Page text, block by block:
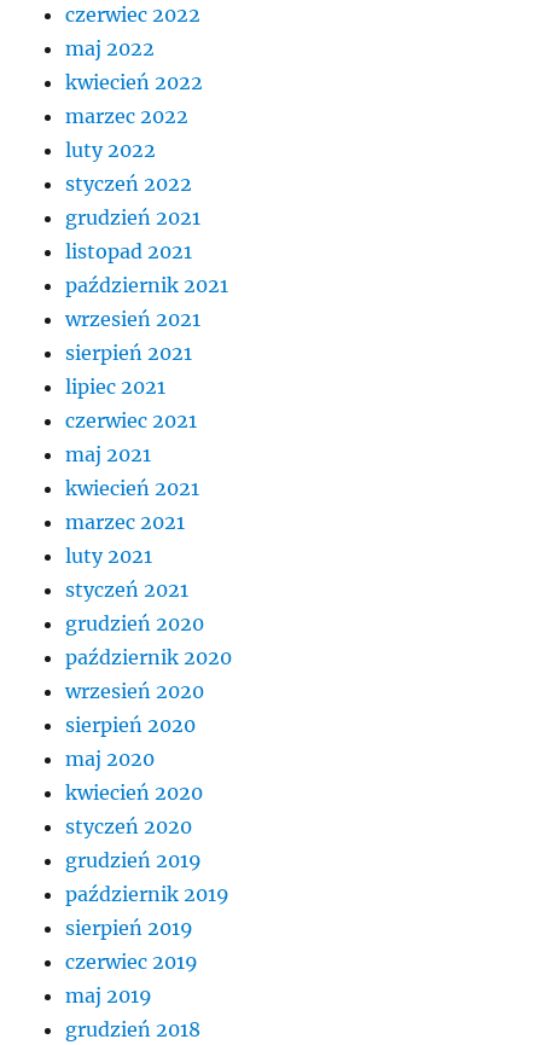
czerwiec 2022
maj 2022
kwiecień 2022
marzec 2022
luty 2022
styczeń 2022
grudzień 2021
listopad 2021
październik 2021
wrzesień 2021
sierpień 2021
lipiec 2021
czerwiec 2021
maj 2021
kwiecień 2021
marzec 2021
luty 2021
styczeń 2021
grudzień 2020
październik 2020
wrzesień 2020
sierpień 2020
maj 2020
kwiecień 2020
styczeń 2020
grudzień 2019
październik 2019
sierpień 2019
czerwiec 2019
maj 2019
grudzień 2018